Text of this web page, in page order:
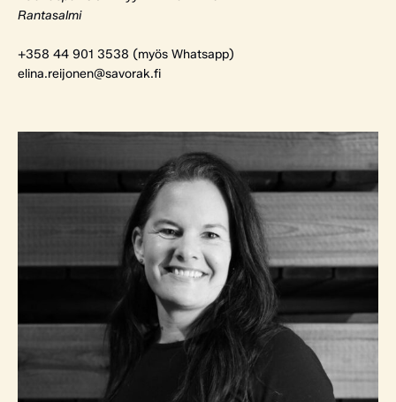
Rantasalmi
+358 44 901 3538 (myös Whatsapp)
elina.reijonen@savorak.fi